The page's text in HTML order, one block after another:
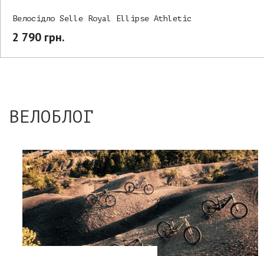
Велосідло Selle Royal Ellipse Athletic
2 790 грн.
ВЕЛОБЛОГ